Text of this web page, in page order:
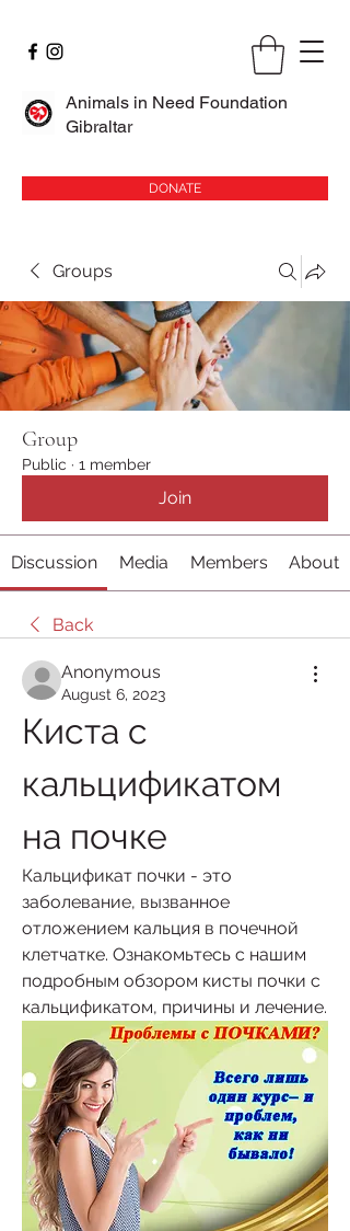
Animals in Need Foundation
Gibraltar
DONATE
Groups
Group
Public · 1 member
Join
Discussion Media Members About
Back
Anonymous
August 6, 2023
Киста с
кальцификатом
на почке
Кальцификат почки - это
заболевание, вызванное
отложением кальция в почечной
клетчатке. Ознакомьтесь с нашим
подробным обзором кисты почки с
кальцификатом, причины и лечение.